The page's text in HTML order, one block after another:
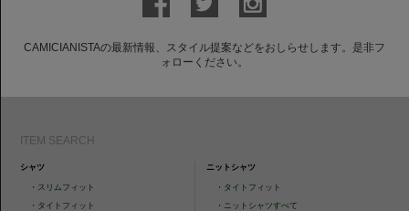
CAMICIANISTAの最新情報、スタイル提案などをおしらせします。是非フ
ォローください。
ITEM SEARCH
シャツ
・ スリムフィット
・ タイトフィット
ニットシャツ
・ タイトフィット
・ ニットシャツすべて